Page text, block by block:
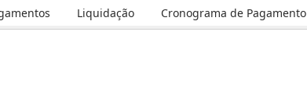
Liquidação Cronograma de Pagamento